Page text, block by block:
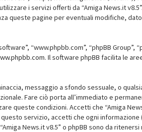
i servizi offerti da “Amiga News.it
pagine per eventuali modifiche,
“www.phpbb.com”, “phpBB
. Il software phpBB facilita le
messaggio a sfondo sessuale, o
Fare ciò porta all’immediato e
queste condizioni. Accetti che “Amiga
servizio, accetti che ogni
News.it v8.5” o phpBB sono da